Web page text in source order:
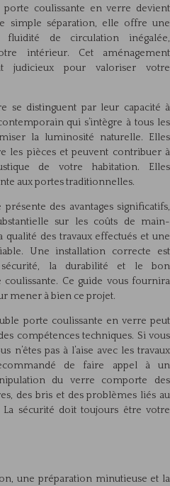
coulissante en verre devient
simple séparation, elle offre une
de circulation inégalée,
intérieur. Cet aménagement
judicieux pour valoriser votre
se distinguent par leur capacité à
qui s’intègre à tous les
la luminosité naturelle. Elles
les pièces et peuvent contribuer à
de votre habitation. Elles
aux portes traditionnelles.
des avantages significatifs,
sur les coûts de main-
des travaux effectués et une
Une installation correcte est
la durabilité et le bon
Ce guide vous fournira
mener à bien ce projet.
porte coulissante en verre peut
compétences techniques. Si vous
n’êtes pas à l’aise avec les travaux
de faire appel à un
du verre comporte des
des bris et des problèmes liés au
sécurité doit toujours être votre
une préparation minutieuse et la